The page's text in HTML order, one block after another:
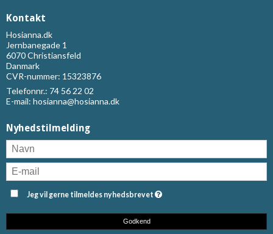
Kontakt
Hosianna.dk
Jernbanegade 1
6070 Christiansfeld
Danmark
CVR-nummer: 15323876
Telefonnr.: 74 56 22 02
E-mail: hosianna@hosianna.dk
Nyhedstilmelding
Jeg vil gerne tilmeldes nyhedsbrevet
Godkend